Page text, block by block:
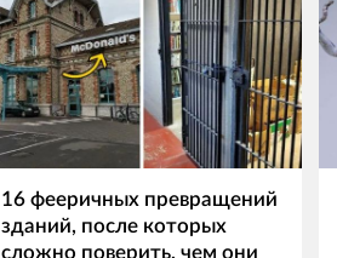
16 фееричных превращений
зданий, после которых
сложно поверить, чем они